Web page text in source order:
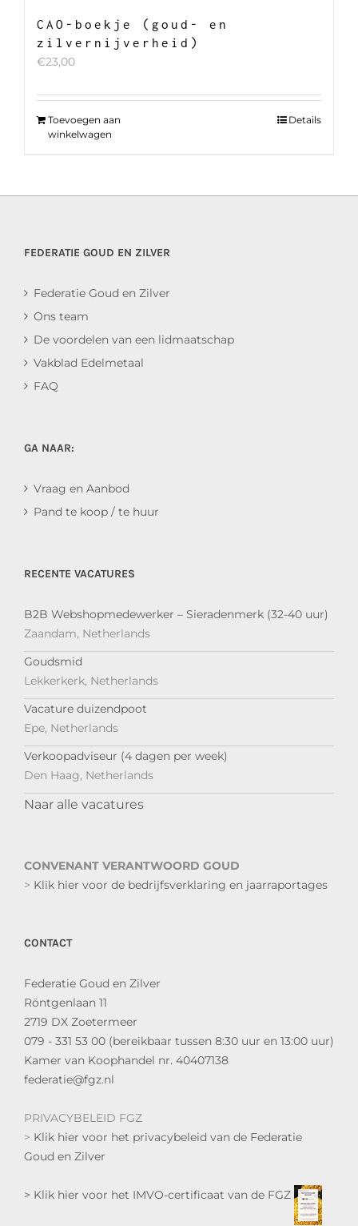
CAO-boekje (goud- en
zilvernijverheid)
€23,00
Toevoegen aan
winkelwagen
Details
FEDERATIE GOUD EN ZILVER
Federatie Goud en Zilver
Ons team
De voordelen van een lidmaatschap
Vakblad Edelmetaal
FAQ
GA NAAR:
Vraag en Aanbod
Pand te koop / te huur
RECENTE VACATURES
B2B Webshopmedewerker – Sieradenmerk (32-40 uur)
Zaandam, Netherlands
Goudsmid
Lekkerkerk, Netherlands
Vacature duizendpoot
Epe, Netherlands
Verkoopadviseur (4 dagen per week)
Den Haag, Netherlands
Naar alle vacatures
CONVENANT VERANTWOORD GOUD
> Klik hier voor de bedrijfsverklaring en jaarraportages
CONTACT
Federatie Goud en Zilver
Röntgenlaan 11
2719 DX Zoetermeer
079 - 331 53 00 (bereikbaar tussen 8:30 uur en 13:00 uur)
Kamer van Koophandel nr. 40407138
federatie@fgz.nl
PRIVACYBELEID FGZ
> Klik hier voor het privacybeleid van de Federatie
Goud en Zilver
> Klik hier voor het IMVO-certificaat van de FGZ